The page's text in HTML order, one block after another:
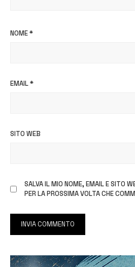
NOME*
EMAIL*
SITO WEB
SALVA IL MIO NOME, EMAIL E SITO
PER LA PROSSIMA VOLTA CHE